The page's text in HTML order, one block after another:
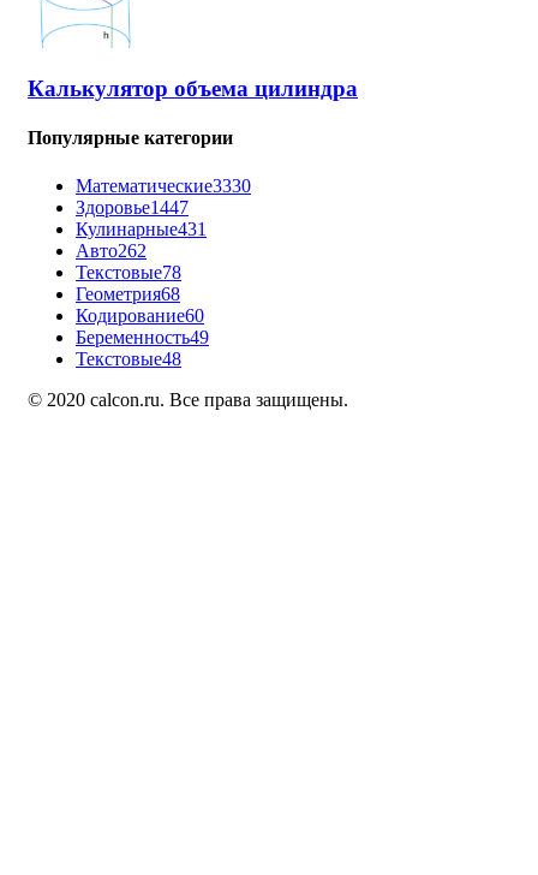
Калькулятор объема цилиндра
Популярные категории
Математические3330
Здоровье1447
Кулинарные431
Авто262
Текстовые78
Геометрия68
Кодирование60
Беременность49
Текстовые48
© 2020 calcon.ru. Все права защищены.